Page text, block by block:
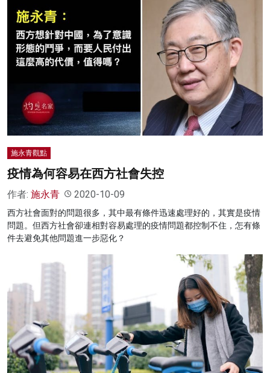
施永青觀點
疫情為何容易在西方社會失控
作者: 施永青 2020-10-09
西方社會面對的問題很多，其中最有條件迅速處理好的，其實是疫情
問題。但西方社會卻連相對容易處理的疫情問題都控制不住，怎有條
件去避免其他問題進一步惡化？